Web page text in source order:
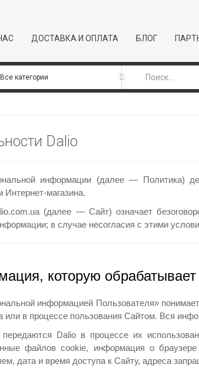
ДОСТАВКА И ОПЛАТА БЛОГ
Dalio
информации (далее — Политика)
Интернет-магазина.
(далее — Сайт) означает
в случае несогласия с этими
которую обрабатывает
информацией Пользователя»
или в процессе пользования Сайтом. Вся
Dalio в процессе их
файлов cookie, информация о браузере
дата и время доступа к Сайту, адреса